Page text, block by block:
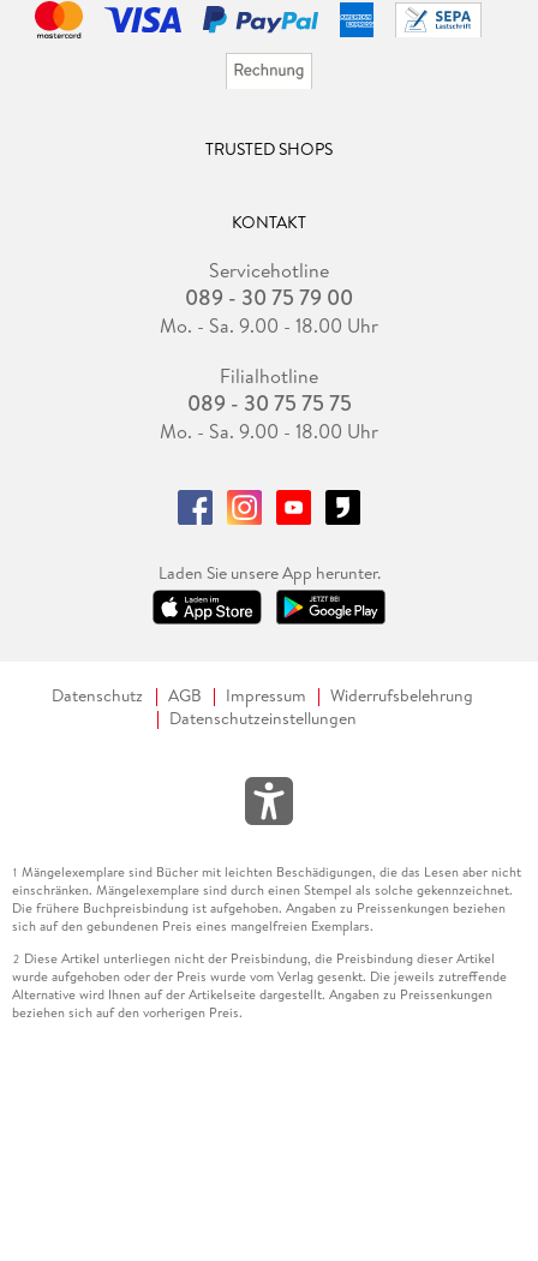
TRUSTED SHOPS
KONTAKT
Servicehotline
089 - 30 75 79 00
Mo. - Sa. 9.00 - 18.00 Uhr
Filialhotline
089 - 30 75 75 75
Mo. - Sa. 9.00 - 18.00 Uhr
Laden Sie unsere App herunter.
Datenschutz AGB Impressum
Widerrufsbelehrung
Datenschutzeinstellungen
1 Mängelexemplare sind Bücher mit leichten Beschädigungen, die das Lesen aber nicht
einschränken. Mängelexemplare sind durch einen Stempel als solche gekennzeichnet.
Die frühere Buchpreisbindung ist aufgehoben. Angaben zu Preissenkungen beziehen
sich auf den gebundenen Preis eines mangelfreien Exemplars.
2 Diese Artikel unterliegen nicht der Preisbindung, die Preisbindung dieser Artikel
wurde aufgehoben oder der Preis wurde vom Verlag gesenkt. Die jeweils zutreffende
Alternative wird Ihnen auf der Artikelseite dargestellt. Angaben zu Preissenkungen
beziehen sich auf den vorherigen Preis.